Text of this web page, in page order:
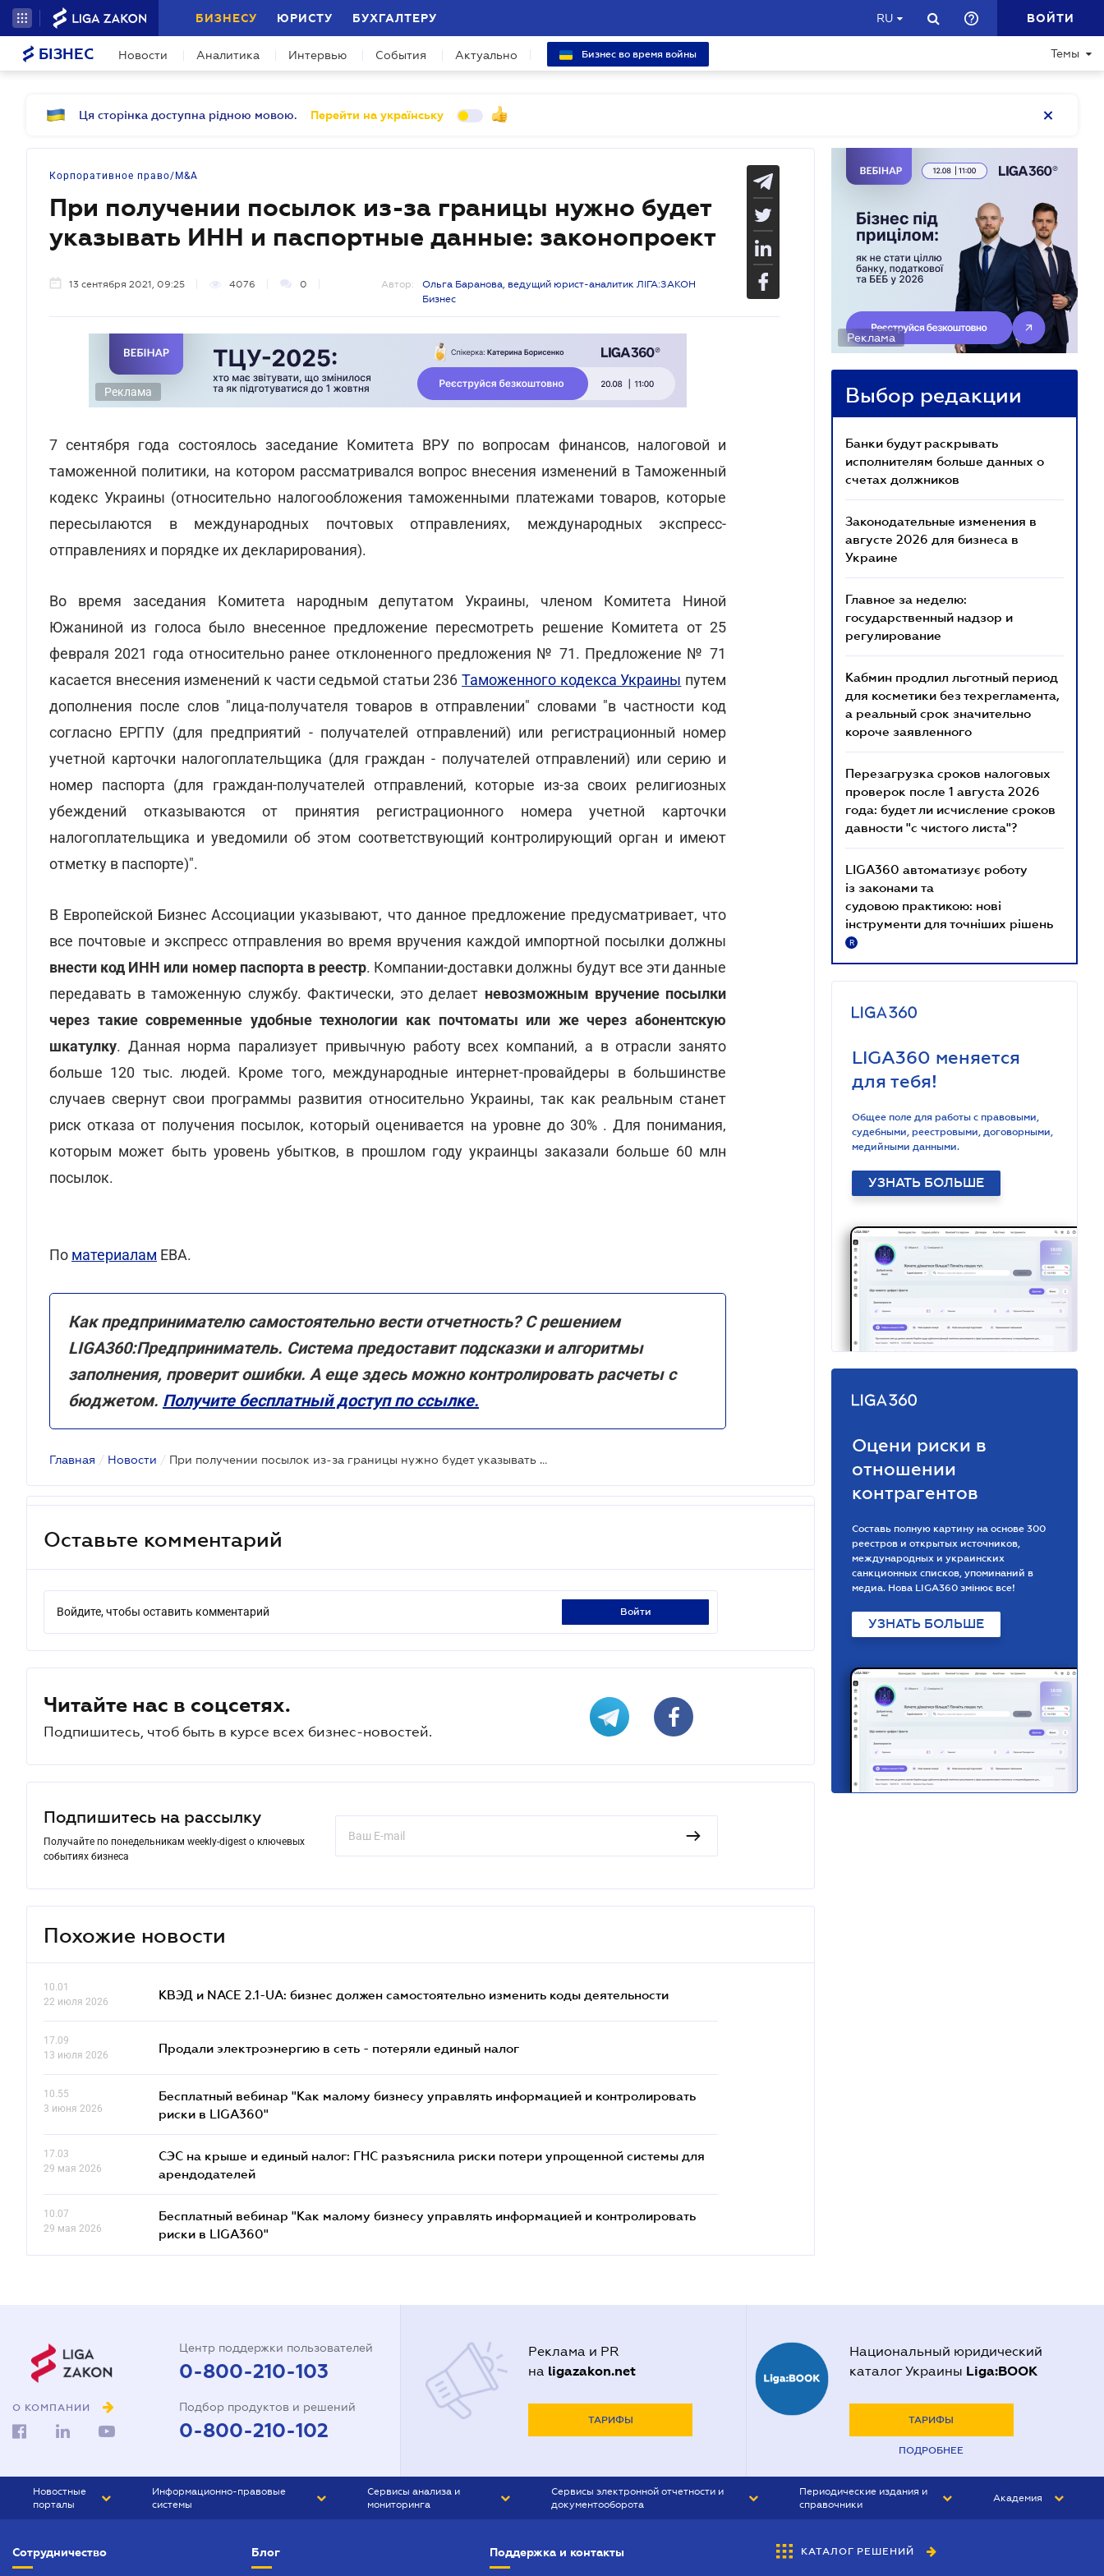
БИЗНЕСУ ЮРИСТУ БУХГАЛТЕРУ RU ВОЙТИ
БІЗНЕС Новости Аналитика Интервью События Актуально Бизнес во время войны Темы
Ця сторінка доступна рідною мовою. Перейти на українську
Корпоративное право/M&A
При получении посылок из-за границы нужно будет
указывать ИНН и паспортные данные: законопроект
13 сентября 2021, 09:25 4076 0 Автор:
Ольга Баранова, ведущий юрист-аналитик ЛІГА:ЗАКОН
Бизнес
Реклама
7 сентября года состоялось заседание Комитета ВРУ по вопросам финансов, налоговой и
таможенной политики, на котором рассматривался вопрос внесения изменений в Таможенный
кодекс Украины (относительно налогообложения таможенными платежами товаров, которые
пересылаются в международных почтовых отправлениях, международных экспресс-
отправлениях и порядке их декларирования).
Во время заседания Комитета народным депутатом Украины, членом Комитета Ниной
Южаниной из голоса было внесенное предложение пересмотреть решение Комитета от 25
февраля 2021 года относительно ранее отклоненного предложения № 71. Предложение № 71
касается внесения изменений к части седьмой статьи 236Таможенного кодекса Украины путем
дополнения после слов "лица-получателя товаров в отправлении" словами "в частности код
согласно ЕРГПУ (для предприятий - получателей отправлений) или регистрационный номер
учетной карточки налогоплательщика (для граждан - получателей отправлений) или серию и
номер паспорта (для граждан-получателей отправлений, которые из-за своих религиозных
убеждений отказываются от принятия регистрационного номера учетной карточки
налогоплательщика и уведомили об этом соответствующий контролирующий орган и имеют
отметку в паспорте)".
В Европейской Бизнес Ассоциации указывают, что данное предложение предусматривает, что
все почтовые и экспресс отправления во время вручения каждой импортной посылки должны
внести код ИНН или номер паспорта в реестр. Компании-доставки должны будут все эти данные
передавать в таможенную службу. Фактически, это делает невозможным вручение посылки
через такие современные удобные технологии как почтоматы или же через абонентскую
шкатулку. Данная норма парализует привычную работу всех компаний, а в отрасли занято
больше 120 тыс. людей. Кроме того, международные интернет-провайдеры в большинстве
случаев свернут свои программы развития относительно Украины, так как реальным станет
риск отказа от получения посылок, который оценивается на уровне до 30% . Для понимания,
которым может быть уровень убытков, в прошлом году украинцы заказали больше 60 млн
посылок.
По материалам EBA.
Как предпринимателю самостоятельно вести отчетность? С решением
LIGA360:Предприниматель. Система предоставит подсказки и алгоритмы
заполнения, проверит ошибки. А еще здесь можно контролировать расчеты с
бюджетом. Получите бесплатный доступ по ссылке.
Главная / Новости / При получении посылок из-за границы нужно будет указывать ИНН и паспортные данные: законопроект
Оставьте комментарий
Войдите, чтобы оставить комментарий войти
Читайте нас в соцсетях.
Подпишитесь, чтоб быть в курсе всех бизнес-новостей.
Подпишитесь на рассылку
Получайте по понедельникам weekly-digest о ключевых
событиях бизнеса
Похожие новости
10.01
22 июля 2026
КВЭД и NACE 2.1-UA: бизнес должен самостоятельно изменить коды деятельности
17.09
13 июля 2026
Продали электроэнергию в сеть - потеряли единый налог
10.55
3 июня 2026
Бесплатный вебинар "Как малому бизнесу управлять информацией и контролировать
риски в LIGA360"
17.03
29 мая 2026
СЭС на крыше и единый налог: ГНС разъяснила риски потери упрощенной системы для
арендодателей
10.07
29 мая 2026
Бесплатный вебинар "Как малому бизнесу управлять информацией и контролировать
риски в LIGA360"
Реклама
Выбор редакции
Банки будут раскрывать
исполнителям больше данных о
счетах должников
Законодательные изменения в
августе 2026 для бизнеса в
Украине
Главное за неделю:
государственный надзор и
регулирование
Кабмин продлил льготный период
для косметики без техрегламента,
а реальный срок значительно
короче заявленного
Перезагрузка сроков налоговых
проверок после 1 августа 2026
года: будет ли исчисление сроков
давности "с чистого листа"?
LIGA360 автоматизує роботу
із законами та
судовою практикою: нові
інструменти для точніших рішень
R
LIGA360 меняется
для тебя!
Общее поле для работы с правовыми,
судебными, реестровыми, договорными,
медийными данными.
УЗНАТЬ БОЛЬШЕ
Оцени риски в
отношении
контрагентов
Составь полную картину на основе 300
реестров и открытых источников,
международных и украинских
санкционных списков, упоминаний в
медиа. Нова LIGA360 змінює все!
УЗНАТЬ БОЛЬШЕ
О КОМПАНИИ
Центр поддержки пользователей
0-800-210-103
Подбор продуктов и решений
0-800-210-102
Реклама и PR
на ligazakon.net
ТАРИФЫ
Национальный юридический
каталог Украины Liga:BOOK
ТАРИФЫ
ПОДРОБНЕЕ
Новостные
порталы
БИЗНЕС
Информационно-правовые
системы
Сервисы анализа и
мониторинга
Сервисы электронной отчетности и
документооборота
Периодические издания и
справочники
БУХГАЛТЕР&ЗАКОН
Академия
Сотрудничество Блог Поддержка и контакты КАТАЛОГ РЕШЕНИЙ